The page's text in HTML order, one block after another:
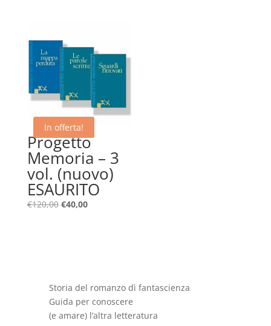
€26,00.€15,00.
In offerta!
Progetto
Memoria – 3
vol. (nuovo)
ESAURITO
€120,00 Il
€40,00Il
Storia del romanzo dì fantascienza
Guida per conoscere
(e amare) l’altra letteratura